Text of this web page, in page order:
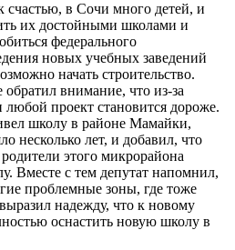
счастью, в Сочи много детей, и
их достойными школами и
федерального
новых учебных заведений
начать строительство.
внимание, что из-за
проект становится дороже.
школу в районе Мамайки,
несколько лет, и добавил, что
этого микрорайона
Вместе с тем депутат напомнил,
проблемные зоны, где тоже
надежду, что к новому
оснастить новую школу в